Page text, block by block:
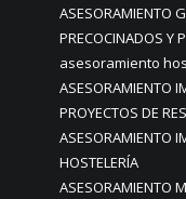
ASESORAMIENTO
PRECOCINADOS Y
asesoramiento
ASESORAMIENTO
PROYECTOS DE
ASESORAMIENTO
HOSTELERÍA
ASESORAMIENTO